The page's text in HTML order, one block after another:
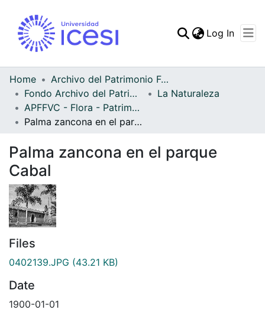
Statistics
Log In
Home
Archivo del Patrimonio Fotográfico y Fílmico del Valle del Cauca
Fondo Archivo del Patrimonio Fotográfico y Fílmico del Valle del Cauca
La Naturaleza
APFFVC - Flora - Patrimonial
Palma zancona en el parque Cabal
Palma zancona en el parque
Cabal
Files
0402139.JPG (43.21 KB)
Date
1900-01-01